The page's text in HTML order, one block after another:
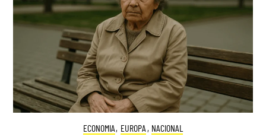
ECONOMIA, EUROPA , NACIONAL